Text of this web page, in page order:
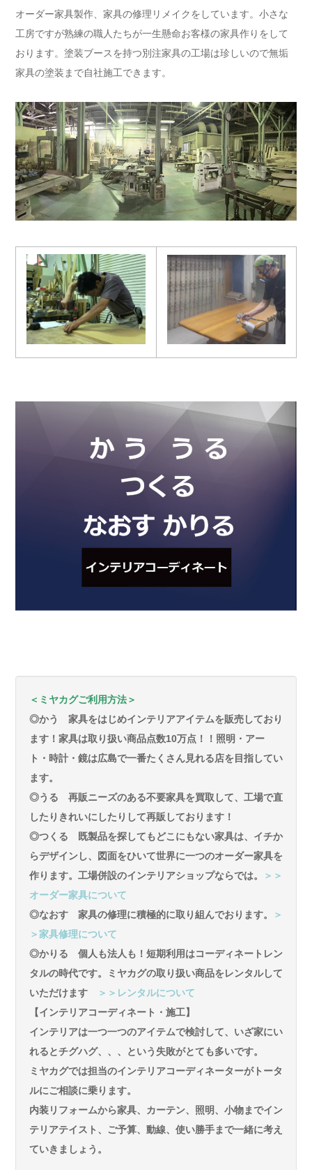
オーダー家具製作、家具の修理リメイクをしています。小さな
工房ですが熟練の職人たちが一生懸命お客様の家具作りをして
おります。塗装ブースを持つ別注家具の工場は珍しいので無垢
家具の塗装まで自社施工できます。
＜ミヤカグご利用方法＞
◎かう 家具をはじめインテリアアイテムを販売しており
ます！家具は取り扱い商品点数10万点！！照明・アー
ト・時計・鏡は広島で一番たくさん見れる店を目指してい
ます。
◎うる 再販ニーズのある不要家具を買取して、工場で直
したりきれいにしたりして再販しております！
◎つくる 既製品を探してもどこにもない家具は、イチか
らデザインし、図面をひいて世界に一つのオーダー家具を
作ります。工場併設のインテリアショップならでは。
＞＞
オーダー家具について
◎なおす 家具の修理に積極的に取り組んでおります。
＞
＞家具修理について
◎かりる 個人も法人も！短期利用はコーディネートレン
タルの時代です。ミヤカグの取り扱い商品をレンタルして
いただけます
＞＞レンタルについて
【インテリアコーディネート・施工】
インテリアは一つ一つのアイテムで検討して、いざ家にい
れるとチグハグ、、、という失敗がとても多いです。
ミヤカグでは担当のインテリアコーディネーターがトータ
ルにご相談に乗ります。
内装リフォームから家具、カーテン、照明、小物までイン
テリアテイスト、ご予算、動線、使い勝手まで一緒に考え
ていきましょう。